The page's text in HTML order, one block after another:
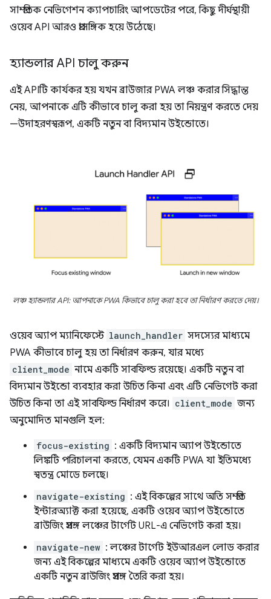
সাম্প্রতিক নেভিগেশন ক্যাপচারিং আপডেটের পরে, কিছু দীর্ঘস্থায়ী
ওয়েব API আরও প্রাসঙ্গিক হয়ে উঠেছে।
হ্যান্ডলার API চালু করুন
এই APIটি কার্যকর হয় যখন ব্রাউজার PWA লঞ্চ করার সিদ্ধান্ত
নেয়, আপনাকে এটি কীভাবে চালু করা হয় তা নিয়ন্ত্রণ করতে দেয়
—উদাহরণস্বরূপ, একটি নতুন বা বিদ্যমান উইন্ডোতে।
লঞ্চ হ্যান্ডলার API: আপনাকে PWA কিভাবে চালু করা হবে তা নির্ধারণ করতে দেয়।
ওয়েব অ্যাপ ম্যানিফেস্টে launch_handler সদস্যের মাধ্যমে
PWA কীভাবে চালু হয় তা নির্ধারণ করুন, যার মধ্যে
client_mode নামে একটি সাবফিল্ড রয়েছে। একটি নতুন বা
বিদ্যমান উইন্ডো ব্যবহার করা উচিত কিনা এবং এটি নেভিগেট করা
উচিত কিনা তা এই সাবফিল্ড নির্ধারণ করে। client_mode জন্য
অনুমোদিত মানগুলি হল:
focus-existing : একটি বিদ্যমান অ্যাপ উইন্ডোতে
লিঙ্কটি পরিচালনা করতে, যেমন একটি PWA যা ইতিমধ্যে
স্বতন্ত্র মোডে চলছে।
navigate-existing : এই বিকল্পের সাথে অতি সম্প্রতি
ইন্টারঅ্যাক্ট করা হয়েছে, একটি ওয়েব অ্যাপ উইন্ডোতে
ব্রাউজিং প্রসঙ্গ লঞ্চের টার্গেট URL-এ নেভিগেট করা হয়।
navigate-new : লঞ্চের টার্গেট ইউআরএল লোড করার
জন্য এই বিকল্পের মাধ্যমে একটি ওয়েব অ্যাপ উইন্ডোতে
একটি নতুন ব্রাউজিং প্রসঙ্গ তৈরি করা হয়।